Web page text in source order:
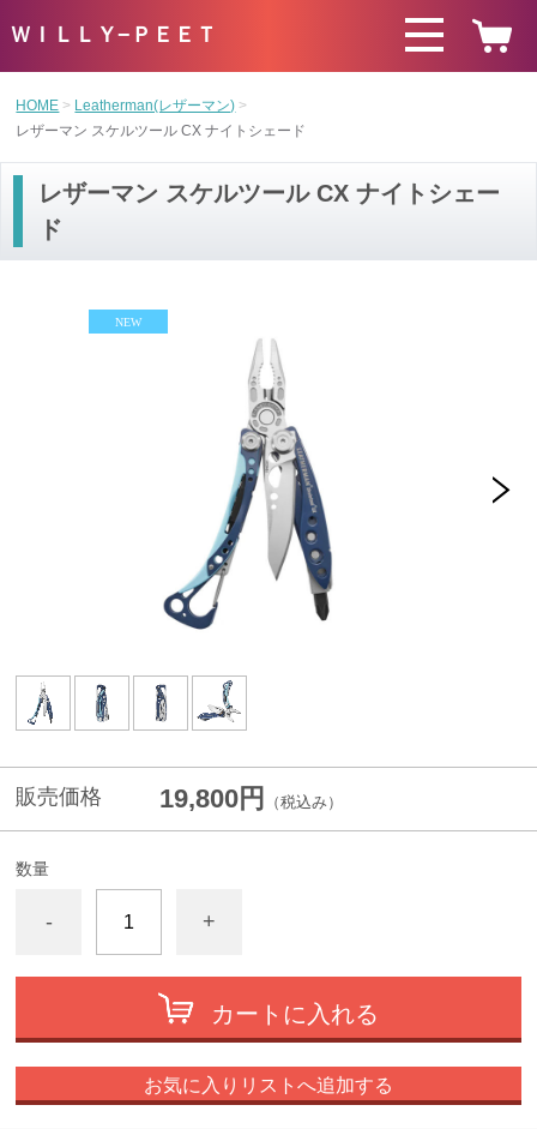
ＷＩＬＬＹ−ＰＥＥＴ
HOME
Leatherman(レザーマン)
レザーマン スケルツール CX ナイトシェード
レザーマン スケルツール CX ナイトシェー
ド
販売価格 19,800円 （税込み）
数量
- +
カートに入れる
お気に入りリストへ追加する